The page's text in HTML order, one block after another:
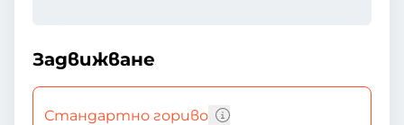
Задвижване
Стандартно гориво